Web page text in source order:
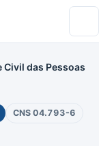
das Pessoas
CNS 04.793-6